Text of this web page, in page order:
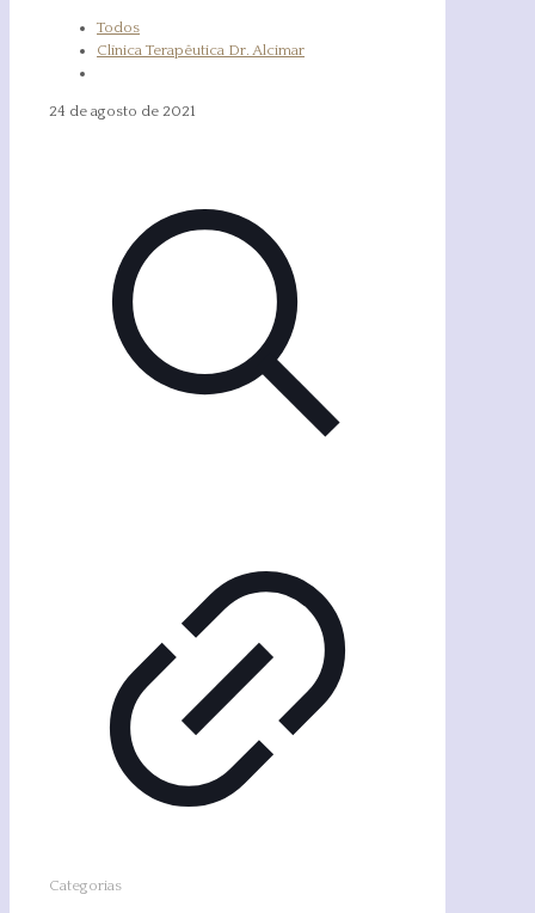
Todos
Clínica Terapêutica Dr. Alcimar
24 de agosto de 2021
Categorias